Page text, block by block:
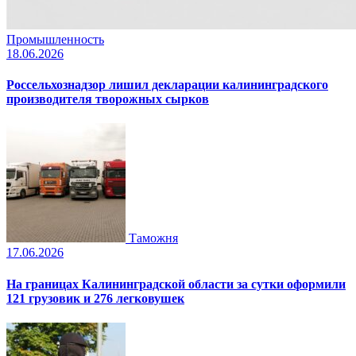
Промышленность
18.06.2026
Россельхознадзор лишил декларации калининградского
производителя творожных сырков
Таможня
17.06.2026
На границах Калининградской области за сутки оформили
121 грузовик и 276 легковушек